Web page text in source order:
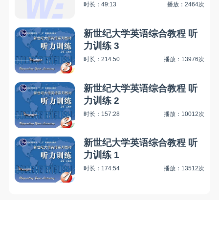
时长：49:13 播放：2464次
新世纪大学英语综合教程 听
力训练 3
时长：214:50 播放：13976次
新世纪大学英语综合教程 听
力训练 2
时长：157:28 播放：10012次
新世纪大学英语综合教程 听
力训练 1
时长：174:54 播放：13512次